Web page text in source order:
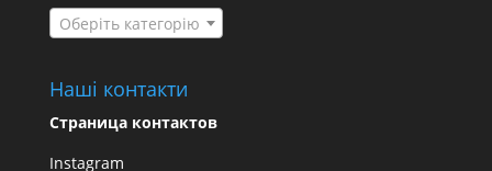
Оберіть категорію
Наші контакти
Страница контактов
Instagram